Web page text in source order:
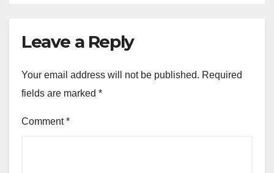
Leave a Reply
Your email address will not be published. Required
fields are marked *
Comment*